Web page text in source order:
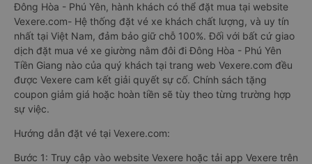
Đông Hòa - Phú Yên, hành khách có thể đặt mua tại website
Vexere.com- Hệ thống đặt vé xe khách chất lượng, và uy tín
nhất tại Việt Nam, đảm bảo giữ chỗ 100%. Đối với bất cứ giao
dịch đặt mua vé xe giường nằm đôi đi Đông Hòa - Phú Yên
Tiền Giang nào của quý khách tại trang web Vexere.com đều
được Vexere cam kết giải quyết sự cố. Chính sách tặng
coupon giảm giá hoặc hoàn tiền sẽ tùy theo từng trường hợp
sự việc.
Hướng dẫn đặt vé tại Vexere.com:
Bước 1: Truy cập vào website Vexere hoặc tải app Vexere trên